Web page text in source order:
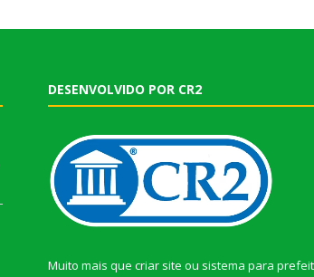
DESENVOLVIDO POR CR2
Muito mais que criar site ou sistema para